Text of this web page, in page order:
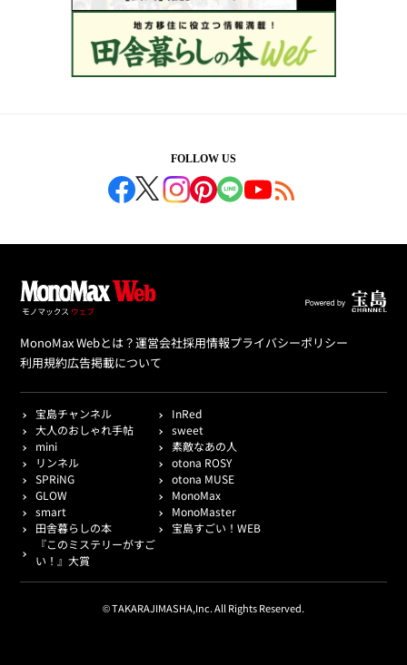
FOLLOW US
MonoMax Webとは？運営会社採用情報プライバシーポリシー
利用規約広告掲載について
宝島チャンネル
InRed
大人のおしゃれ手帖
sweet
mini
素敵なあの人
リンネル
otona ROSY
SPRiNG
otona MUSE
GLOW
MonoMax
smart
MonoMaster
田舎暮らしの本
宝島すごい！WEB
『このミステリーがすご
い！』大賞
© TAKARAJIMASHA,Inc. All Rights Reserved.